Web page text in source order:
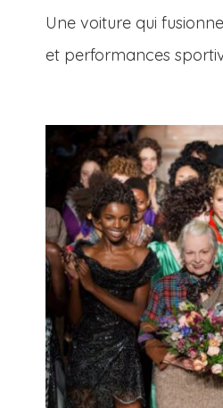
Une voiture qui
et performances